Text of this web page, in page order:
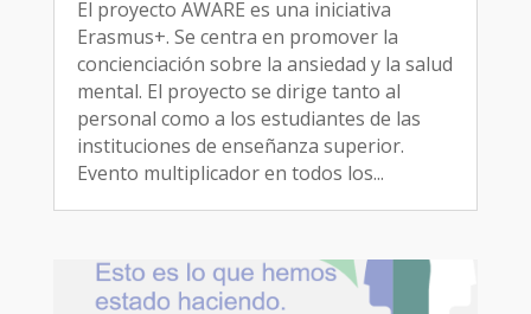
El proyecto AWARE es una iniciativa
Erasmus+. Se centra en promover la
concienciación sobre la ansiedad y la salud
mental. El proyecto se dirige tanto al
personal como a los estudiantes de las
instituciones de enseñanza superior.
Evento multiplicador en todos los...